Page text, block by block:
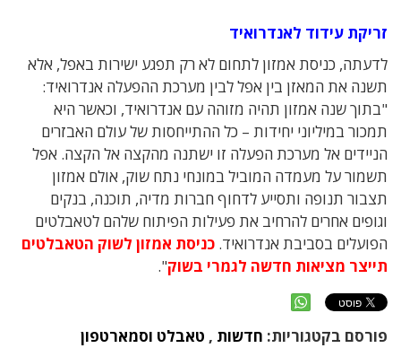
זריקת עידוד לאנדרואיד
לדעתה, כניסת אמזון לתחום לא רק תפגע ישירות באפל, אלא
תשנה את המאזן בין אפל לבין מערכת ההפעלה אנדרואיד:
"בתוך שנה אמזון תהיה מזוהה עם אנדרואיד, וכאשר היא
תמכור במיליוני יחידות – כל ההתייחסות של עולם האבזרים
הניידים אל מערכת הפעלה זו ישתנה מהקצה אל הקצה. אפל
תשמור על מעמדה המוביל במונחי נתח שוק, אולם אמזון
תצבור תנופה ותסייע לדחוף חברות מדיה, תוכנה, בנקים
וגופים אחרים להרחיב את פעילות הפיתוח שלהם לטאבלטים
הפועלים בסביבת אנדרואיד. כניסת אמזון לשוק הטאבלטים
תייצר מציאות חדשה לגמרי בשוק".
פורסם בקטגוריות: חדשות , טאבלט וסמארטפון